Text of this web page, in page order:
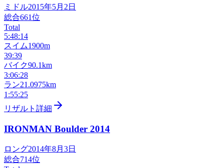
ミドル2015年5月2日
総合661位
Total
5:48:14
スイム1900m
39:39
バイク90.1km
3:06:28
ラン21.0975km
1:55:25
リザルト詳細
IRONMAN Boulder 2014
ロング2014年8月3日
総合714位